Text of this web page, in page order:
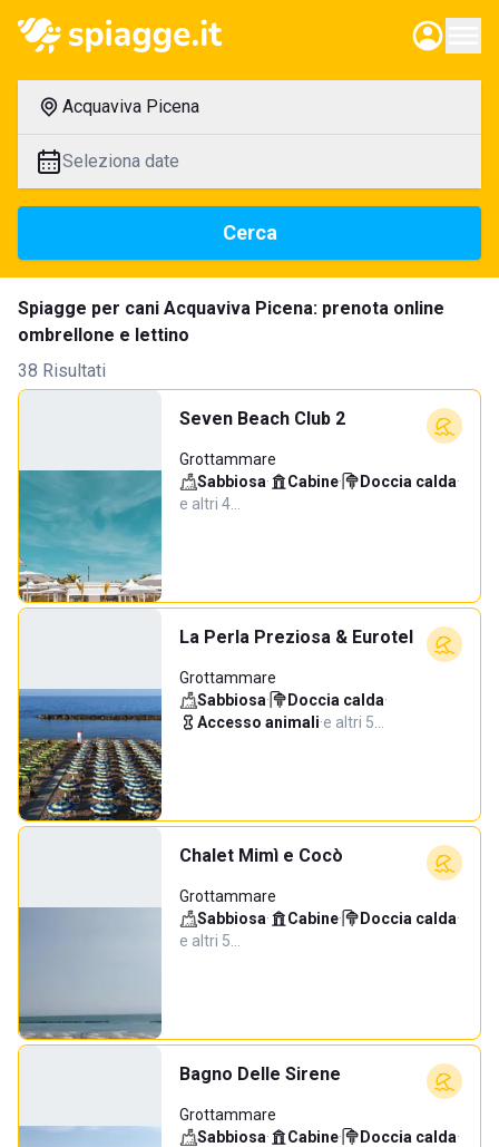
Acquaviva Picena
Seleziona date
Cerca
Spiagge per cani Acquaviva Picena: prenota online
ombrellone e lettino
38 Risultati
Seven Beach Club 2
Grottammare
Sabbiosa· Cabine· Doccia calda·
e altri 4…
La Perla Preziosa & Eurotel
Grottammare
Sabbiosa· Doccia calda·
Accesso animali·e altri 5…
Chalet Mimì e Cocò
Grottammare
Sabbiosa· Cabine· Doccia calda·
e altri 5…
Bagno Delle Sirene
Grottammare
Sabbiosa· Cabine· Doccia calda·